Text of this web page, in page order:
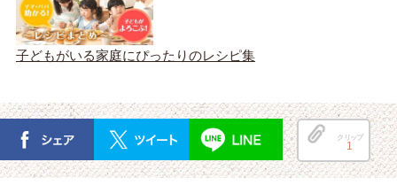
子どもがいる家庭にぴったりのレシピ集
クリップ
1